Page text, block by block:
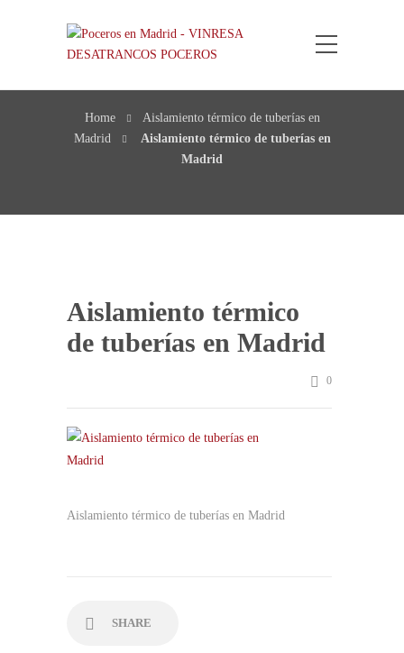
Aislamiento térmico de
Home
Aislamiento térmico de tuberías en
Madrid
Aislamiento térmico de tuberías en
Madrid
Aislamiento térmico
de tuberías en Madrid
0
Aislamiento térmico de tuberías en Madrid
SHARE